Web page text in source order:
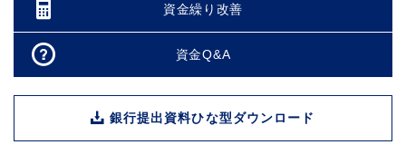
資金繰り改善
資金Q&A
銀行提出資料ひな型ダウンロード